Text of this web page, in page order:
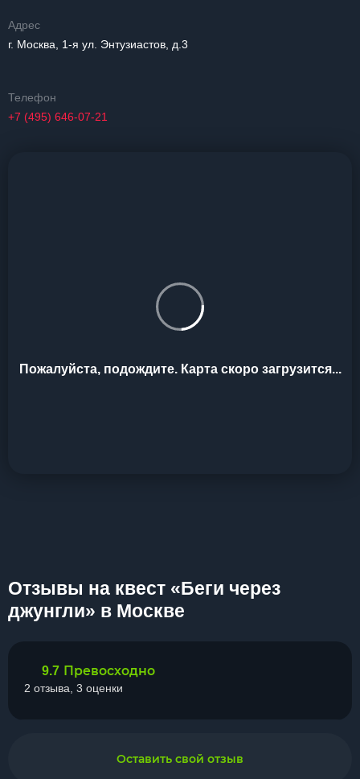
Адрес
г. Москва, 1-я ул. Энтузиастов, д.3
Телефон
+7 (495) 646-07-21
Пожалуйста, подождите. Карта скоро загрузится...
Отзывы на квест «Беги через
джунгли» в Москве
9.7 Превосходно
2 отзыва, 3 оценки
Оставить свой отзыв